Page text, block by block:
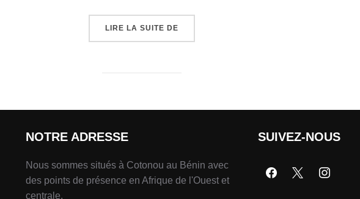
LIRE LA SUITE DE
NOTRE ADRESSE
Nous sommes situés à Cotonou au Bénin avec
des points de présence en Afrique de l'Ouest et
centrale.
SUIVEZ-NOUS